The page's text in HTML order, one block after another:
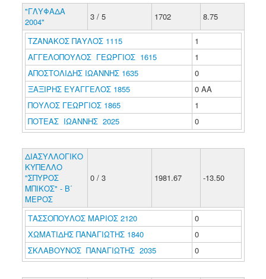
"ΓΛΥΦΑΔΑ
2004"
3 / 5 1702 8.75
ΤΖΑΝΑΚΟΣ ΠΑΥΛΟΣ 1115
1
ΑΓΓΕΛΟΠΟΥΛΟΣ ΓΕΩΡΓΙΟΣ 1615
1
ΑΠΟΣΤΟΛΙΔΗΣ ΙΩΑΝΝΗΣ 1635
0
ΞΑΞΙΡΗΣ ΕΥΑΓΓΕΛΟΣ 1855
0 ΑΑ
ΠΟΥΛΟΣ ΓΕΩΡΓΙΟΣ 1865
1
ΠΟΤΕΑΣ ΙΩΑΝΝΗΣ 2025
0
ΔΙΑΣΥΛΛΟΓΙΚΟ
ΚΥΠΕΛΛΟ
"ΣΠΥΡΟΣ
ΜΠΙΚΟΣ" - Β΄
ΜΕΡΟΣ
0 / 3 1981.67 -13.50
ΤΑΣΣΟΠΟΥΛΟΣ ΜΑΡΙΟΣ 2120
0
ΧΩΜΑΤΙΔΗΣ ΠΑΝΑΓΙΩΤΗΣ 1840
0
ΣΚΛΑΒΟΥΝΟΣ ΠΑΝΑΓΙΩΤΗΣ 2035
0